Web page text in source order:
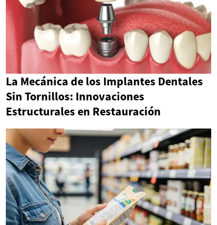
La Mecánica de los Implantes Dentales
Sin Tornillos: Innovaciones
Estructurales en Restauración